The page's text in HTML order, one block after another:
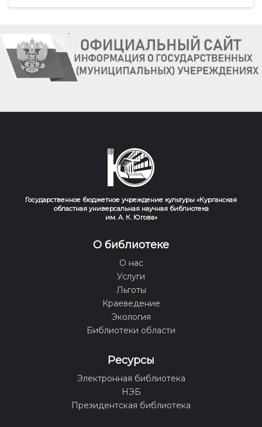
Государственное бюджетное учреждение культуры «Курганская
областная универсальная научная библиотека
им. А. К. Югова»
О библиотеке
О нас
Услуги
Льготы
Краеведение
Экология
Библиотеки области
Ресурсы
Электронная библиотека
НЭБ
Президентская библиотека